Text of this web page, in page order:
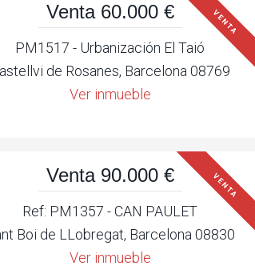
Venta 60.000 € VENTA
PM1517 - Urbanización El Taió
de Rosanes, Barcelona 08769
Ver inmueble
Venta 90.000 € VENTA
Ref: PM1357 - CAN PAULET
Boi de LLobregat, Barcelona 08830
Ver inmueble